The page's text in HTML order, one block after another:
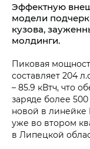
Эффектную
модели
кузова,
молдинги.
Пиковая
составляет 204
– 85.9 кВтч, что
заряде более
новой в линейке
уже во втором
в Липецкой